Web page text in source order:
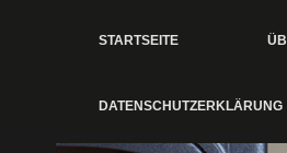
STARTSEITE
DATENSCHUTZERKLÄRUNG